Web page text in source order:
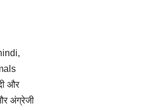
और
अंग्रेजी